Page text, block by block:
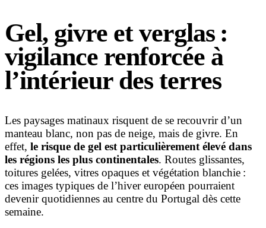
Gel, givre et verglas :
vigilance renforcée à
l’intérieur des terres
Les paysages matinaux risquent de se recouvrir d’un
manteau blanc, non pas de neige, mais de givre. En
effet, le risque de gel est particulièrement élevé dans
les régions les plus continentales. Routes glissantes,
toitures gelées, vitres opaques et végétation blanchie :
ces images typiques de l’hiver européen pourraient
devenir quotidiennes au centre du Portugal dès cette
semaine.